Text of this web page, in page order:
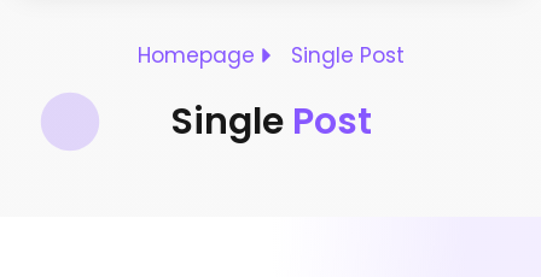
Homepage Single Post
Single Post